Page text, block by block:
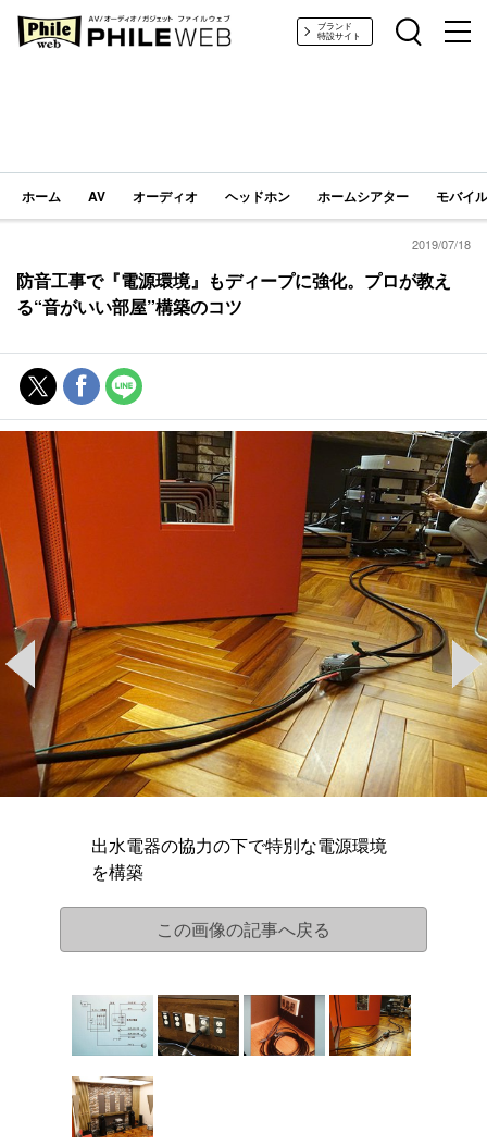
PHILE WEB｜AV/オーディオ/ガジェットブランド
特設サイト
ホーム AV オーディオ ヘッドホン ホームシアター モバイ
2019/07/18
防音工事で『電源環境』もディープに強化。プロが教え
る“音がいい部屋”構築のコツ
出水電器の協力の下で特別な電源環境
を構築
この画像の記事へ戻る